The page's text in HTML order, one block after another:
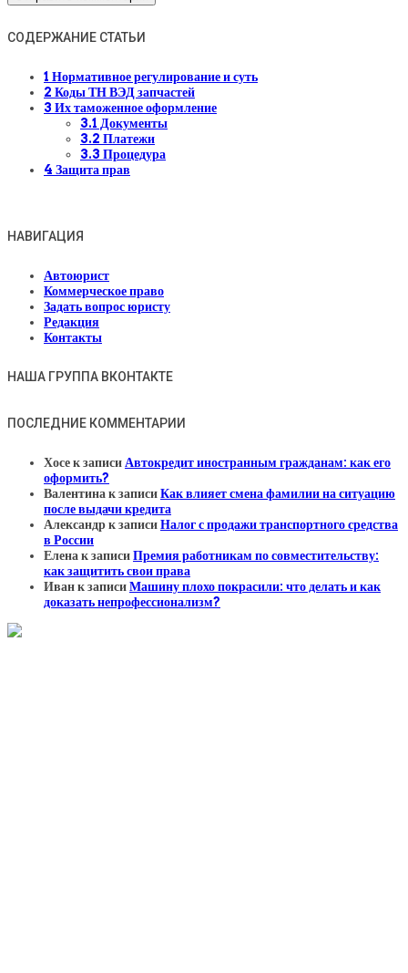
СОДЕРЖАНИЕ СТАТЬИ
1 Нормативное регулирование и суть
2 Коды ТН ВЭД запчастей
3 Их таможенное оформление
3.1 Документы
3.2 Платежи
3.3 Процедура
4 Защита прав
НАВИГАЦИЯ
Автоюрист
Коммерческое право
Задать вопрос юристу
Редакция
Контакты
НАША ГРУППА ВКОНТАКТЕ
ПОСЛЕДНИЕ КОММЕНТАРИИ
Хосек записи Автокредит иностранным гражданам: как его
оформить?
Валентинак записиКак влияет смена фамилии на ситуацию
после выдачи кредита
Александрк записиНалог с продажи транспортного средства
в России
Еленак записиПремия работникам по совместительству:
как защитить свои права
Иванк записиМашину плохо покрасили: что делать и как
доказать непрофессионализм?